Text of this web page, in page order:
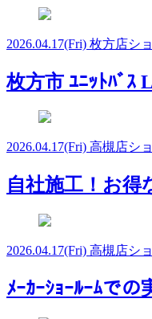
2026.04.17(Fri) 枚方店シ
枚方市 ﾕﾆｯﾄﾊﾞｽ
2026.04.17(Fri) 高槻店シ
自社施工！お
2026.04.17(Fri) 高槻店シ
ﾒｰｶｰｼｮｰﾙｰﾑで